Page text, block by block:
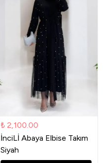
₺ 2,100.00
İnciLİ Abaya Elbise Takım
Siyah